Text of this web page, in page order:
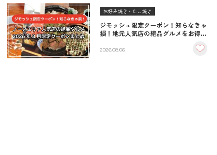
お好み焼き・たこ焼き
ジモッシュ限定クーポン！知らなきゃ
損！地元人気店の絶品グルメをお得に
2026.08.06